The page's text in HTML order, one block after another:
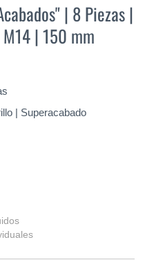
| 8 Piezas |
| 150 mm
| Superacabado